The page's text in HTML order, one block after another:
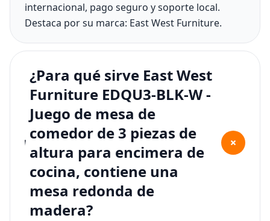
internacional, pago seguro y soporte local.
Destaca por su marca: East West Furniture.
¿Para qué sirve East West
Furniture EDQU3-BLK-W -
Juego de mesa de
comedor de 3 piezas de
altura para encimera de
cocina, contiene una
mesa redonda de
madera?
+